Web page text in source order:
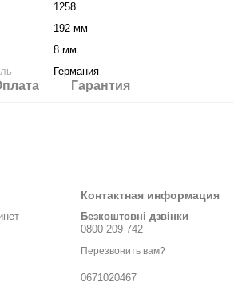
1258
192 мм
8 мм
Германия
Гарантия
Контактная информация
Безкоштовні дзвінки
0800 209 742
Перезвонить вам?
0671020467